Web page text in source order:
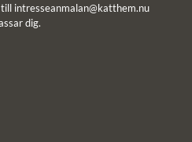
till intresseanmalan@katthem.nu
dig.